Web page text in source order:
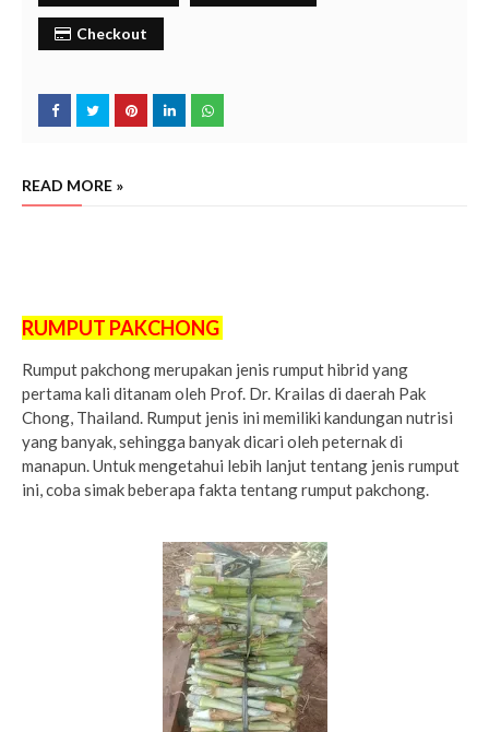
Checkout
READ MORE »
RUMPUT PAKCHONG
Rumput pakchong merupakan jenis rumput hibrid yang
pertama kali ditanam oleh Prof. Dr. Krailas di daerah Pak
Chong, Thailand. Rumput jenis ini memiliki kandungan nutrisi
yang banyak, sehingga banyak dicari oleh peternak di
manapun. Untuk mengetahui lebih lanjut tentang jenis rumput
ini, coba simak beberapa fakta tentang rumput pakchong.